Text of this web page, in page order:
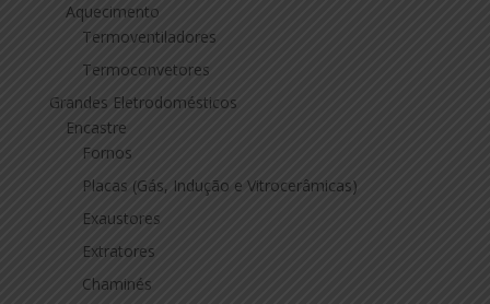
Aquecimento
Termoventiladores
Termoconvetores
Grandes Eletrodomésticos
Encastre
Fornos
Placas (Gás, Indução e Vitrocerâmicas)
Exaustores
Extratores
Chaminés